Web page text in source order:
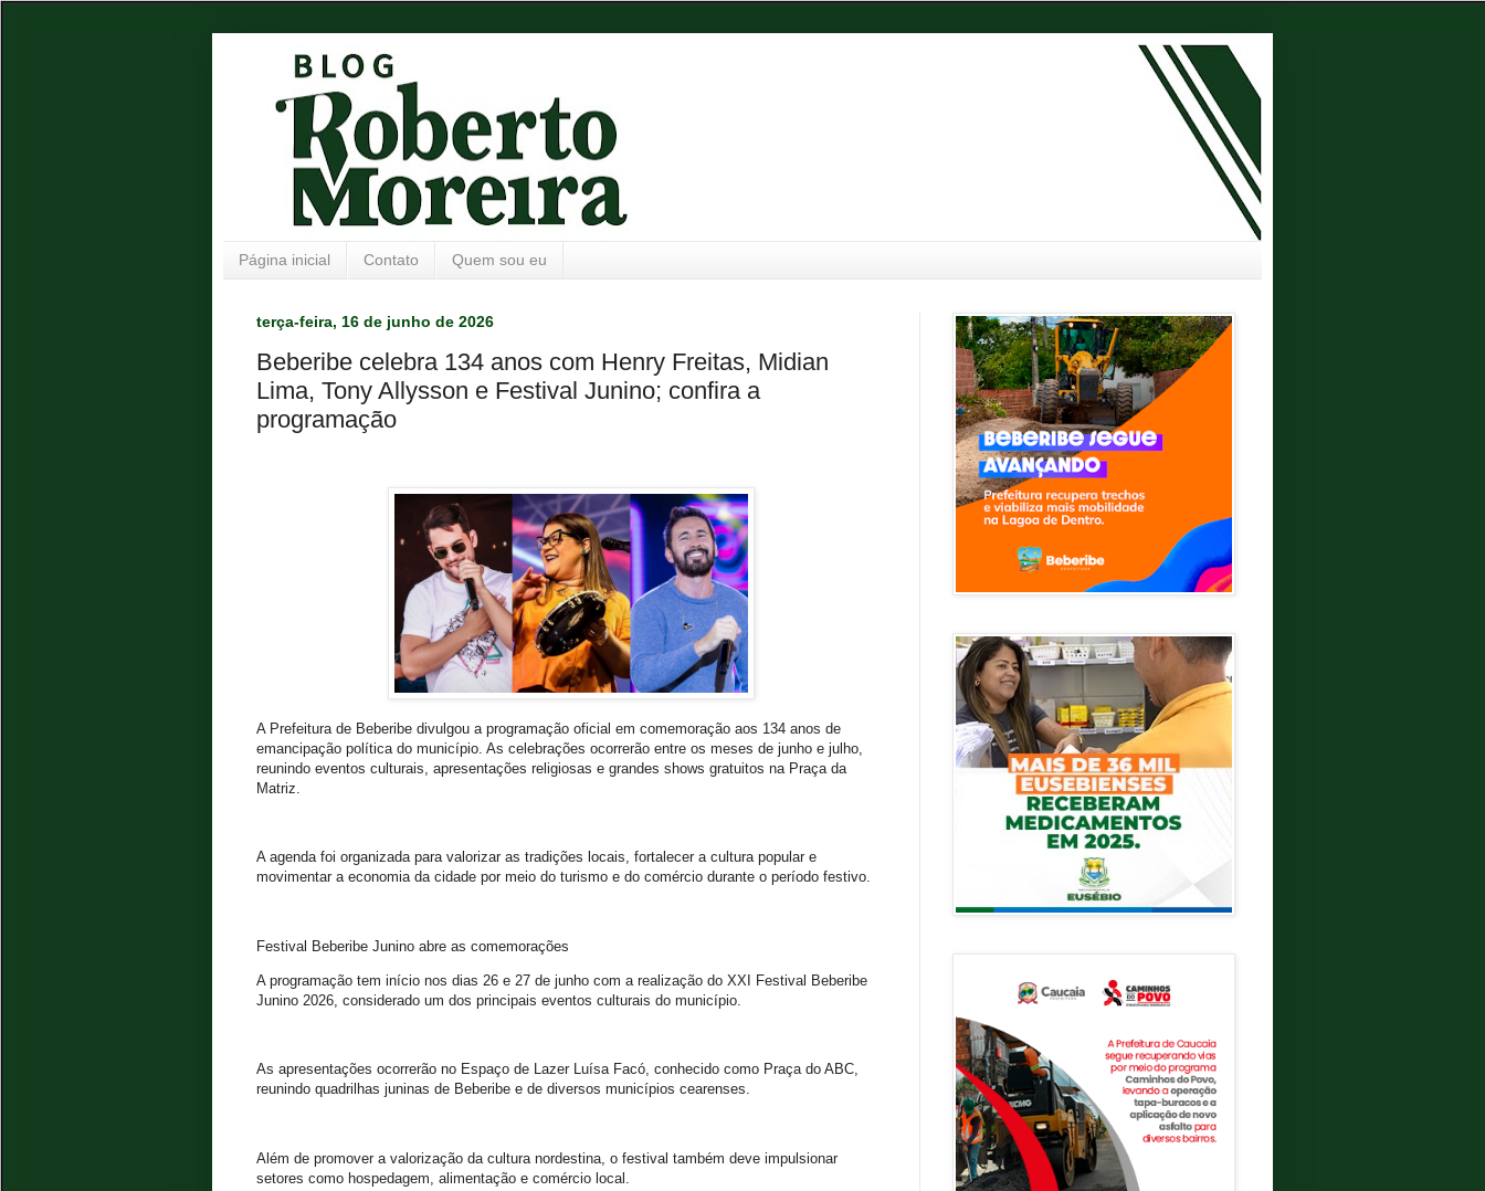
Página inicial Contato Quem sou eu
terça-feira, 16 de junho de 2026
Beberibe celebra 134 anos com Henry Freitas, Midian
Lima, Tony Allysson e Festival Junino; confira a
programação
A Prefeitura de Beberibe divulgou a programação oficial em comemoração aos 134 anos de
emancipação política do município. As celebrações ocorrerão entre os meses de junho e julho,
reunindo eventos culturais, apresentações religiosas e grandes shows gratuitos na Praça da
Matriz.
A agenda foi organizada para valorizar as tradições locais, fortalecer a cultura popular e
movimentar a economia da cidade por meio do turismo e do comércio durante o período festivo.
Festival Beberibe Junino abre as comemorações
A programação tem início nos dias 26 e 27 de junho com a realização do XXI Festival Beberibe
Junino 2026, considerado um dos principais eventos culturais do município.
As apresentações ocorrerão no Espaço de Lazer Luísa Facó, conhecido como Praça do ABC,
reunindo quadrilhas juninas de Beberibe e de diversos municípios cearenses.
Além de promover a valorização da cultura nordestina, o festival também deve impulsionar
setores como hospedagem, alimentação e comércio local.